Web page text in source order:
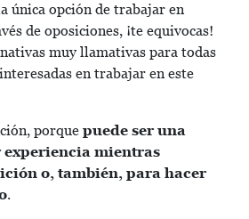
única opción de trabajar en
de oposiciones, ¡te equivocas!
muy llamativas para todas
en trabajar en este
porque puede ser una
experiencia mientras
o, también, para hacer
.